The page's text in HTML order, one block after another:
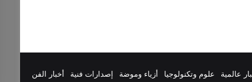
عالمية علوم وتكنولوجيا أزياء وموضة إصدارات فنية أخبار الفن